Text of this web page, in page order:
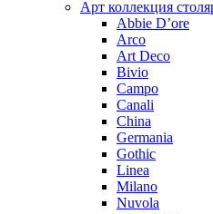
Арт коллекция
Abbie D’ore
Arco
Art Deco
Bivio
Campo
Canali
China
Germania
Gothic
Linea
Milano
Nuvola